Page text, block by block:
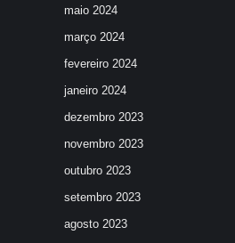
maio 2024
março 2024
fevereiro 2024
janeiro 2024
dezembro 2023
novembro 2023
outubro 2023
setembro 2023
agosto 2023